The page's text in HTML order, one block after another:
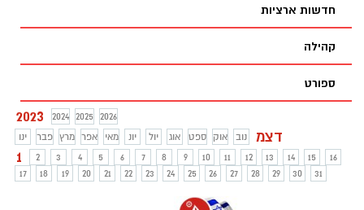
חדשות ארציות
קהילה
ספורט
2023 2024 2025
2026
ינו
פבר מרץ אפר מאי יונ יול אוג ספט אוק נוב
דצמ
1
2 3 4 5 6 7 8 9 10 11 12 13 14 15
16
17
18 19 20 21 22 23 24 25 26 27 28 29 30 31